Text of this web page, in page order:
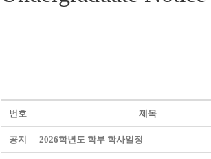
번호 제목
공지 2026학년도 학부 학사일정